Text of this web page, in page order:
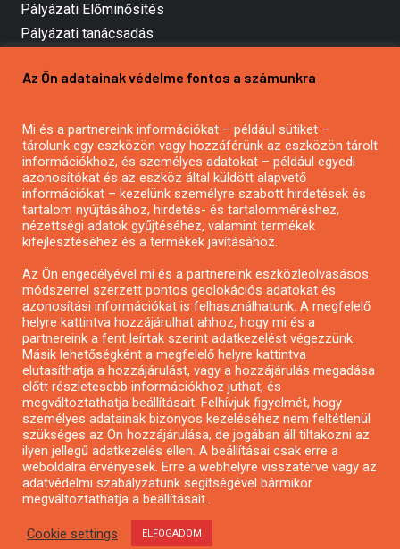
Pályázati Előminősítés
Pályázati tanácsadás
Mezőgazdasági pályázatírás
Pályázatírás civil szervezeteknek
Pályázatírás önkormányzatoknak
Pályázatfigyelés
Specifikus pályázatfigyelés vagy hírlevél
Pályázatok magánszemélyeknek
Pályázatok civil szervezeteknek
Pályázatok vállalkozásoknak
Önkormányzati pályázatok
Mezőgazdasági pályázatok
Falusi turizmus pályázatok
Napelem pályázatok
GINOP pályázatok
Az Ön adatainak védelme fontos a számunkra
Mi és a partnereink információkat – például sütiket –
tárolunk egy eszközön vagy hozzáférünk az eszközön tárolt
információkhoz, és személyes adatokat – például egyedi
azonosítókat és az eszköz által küldött alapvető
információkat – kezelünk személyre szabott hirdetések és
tartalom nyújtásához, hirdetés- és tartalomméréshez,
nézettségi adatok gyűjtéséhez, valamint termékek
kifejlesztéséhez és a termékek javításához.
Az Ön engedélyével mi és a partnereink eszközleolvasásos
módszerrel szerzett pontos geolokációs adatokat és
azonosítási információkat is felhasználhatunk. A megfelelő
helyre kattintva hozzájárulhat ahhoz, hogy mi és a
partnereink a fent leírtak szerint adatkezelést végezzünk.
Másik lehetőségként a megfelelő helyre kattintva
elutasíthatja a hozzájárulást, vagy a hozzájárulás megadása
előtt részletesebb információkhoz juthat, és
megváltoztathatja beállításait. Felhívjuk figyelmét, hogy
személyes adatainak bizonyos kezeléséhez nem feltétlenül
szükséges az Ön hozzájárulása, de jogában áll tiltakozni az
ilyen jellegű adatkezelés ellen. A beállításai csak erre a
weboldalra érvényesek. Erre a webhelyre visszatérve vagy az
adatvédelmi szabályzatunk segítségével bármikor
megváltoztathatja a beállításait..
Cookie settings ELFOGADOM